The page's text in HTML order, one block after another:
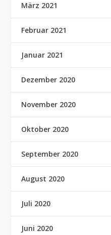
März 2021
Februar 2021
Januar 2021
Dezember 2020
November 2020
Oktober 2020
September 2020
August 2020
Juli 2020
Juni 2020